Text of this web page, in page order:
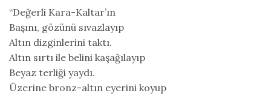
“Değerli Kara-Kaltar’ın
Başını, gözünü sıvazlayıp
Altın dizginlerini taktı.
Altın sırtı ile belini kaşağılayıp
Beyaz terliği yaydı.
Üzerine bronz-altın eyerini koyup